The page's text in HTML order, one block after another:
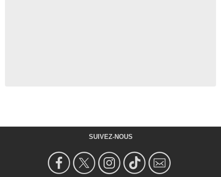
SUIVEZ-NOUS